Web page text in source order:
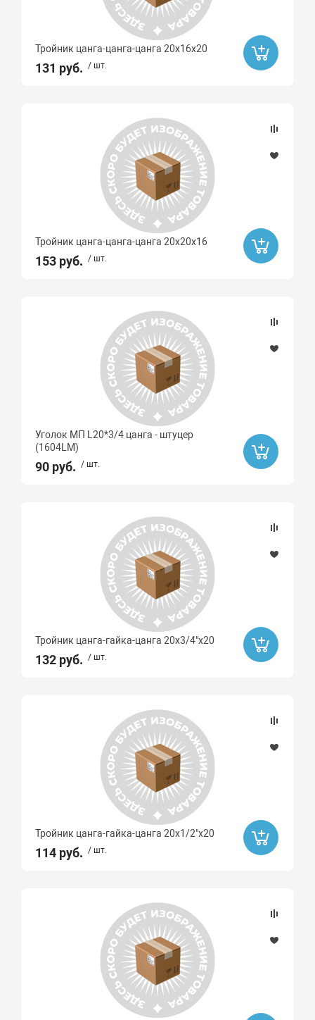
Тройник цанга-цанга-цанга 20х16х20
131 руб. / шт.
Тройник цанга-цанга-цанга 20х20х16
153 руб. / шт.
Уголок МП L20*3/4 цанга - штуцер
(1604LМ)
90 руб. / шт.
Тройник цанга-гайка-цанга 20х3/4"x20
132 руб. / шт.
Тройник цанга-гайка-цанга 20х1/2"x20
114 руб. / шт.